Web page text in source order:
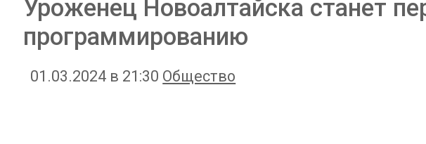
Уроженец Новоалтайска станет
программированию
01.03.2024 в 21:30 Общество